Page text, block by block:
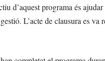
d’aquest programa és
L’acte de clausura es va